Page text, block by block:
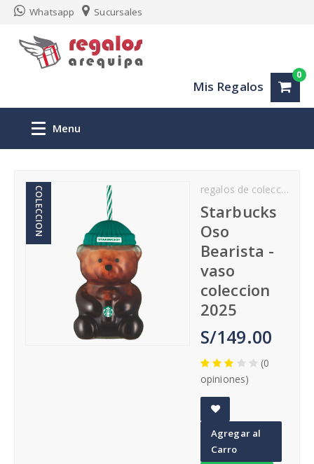
Whatsapp Sucursales
Mis Regalos
0
Menu
Regalos personalizados Arequipa
San Valentin
Aniversario
Cumpleaños
COLECCION regalos de coleccion
Starbucks
Oso
Bearista -
vaso
coleccion
2025
S/149.00
(0
opiniones)
d
d
Agregar al
Carro